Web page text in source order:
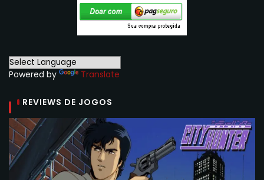
Powered by Translate
REVIEWS DE JOGOS